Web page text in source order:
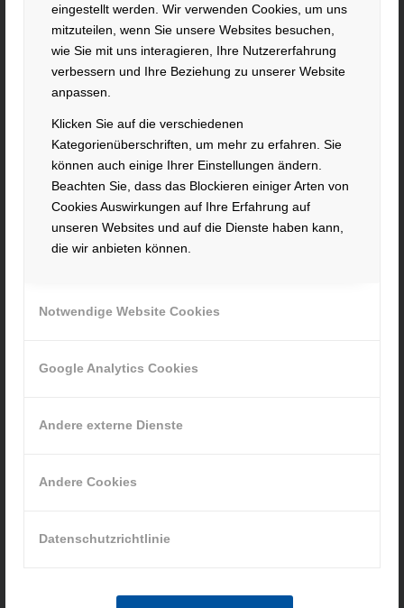
eingestellt werden. Wir verwenden Cookies, um uns
mitzuteilen, wenn Sie unsere Websites besuchen,
wie Sie mit uns interagieren, Ihre Nutzererfahrung
verbessern und Ihre Beziehung zu unserer Website
anpassen.
Klicken Sie auf die verschiedenen
Kategorienüberschriften, um mehr zu erfahren. Sie
können auch einige Ihrer Einstellungen ändern.
Beachten Sie, dass das Blockieren einiger Arten von
Cookies Auswirkungen auf Ihre Erfahrung auf
unseren Websites und auf die Dienste haben kann,
die wir anbieten können.
Notwendige Website Cookies
Google Analytics Cookies
Andere externe Dienste
Andere Cookies
Datenschutzrichtlinie
KONTAKT
94560 Offenberg
Tel. +49 991 99800 – 0
contact@hacker-feinmechanik.de
Ihr Weg zu uns
AGB